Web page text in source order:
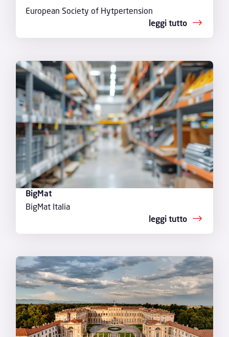
European Society of Hytpertension
leggi tutto
BigMat
BigMat Italia
leggi tutto